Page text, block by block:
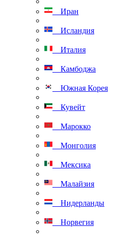
Иран
Исландия
Италия
Камбоджа
Южная Корея
Кувейт
Марокко
Монголия
Мексика
Малайзия
Нидерланды
Норвегия